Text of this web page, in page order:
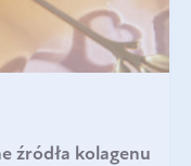
źródła kolagenu